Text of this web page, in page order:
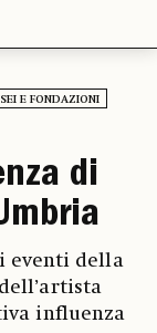
E FONDAZIONI
di
eventi della
influenza